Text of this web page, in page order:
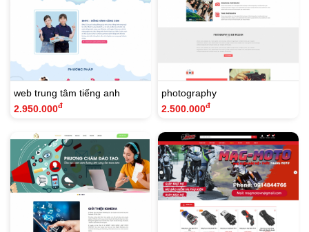
List
web trung tâm tiếng anh
2.950.000đ
photography
2.500.000đ